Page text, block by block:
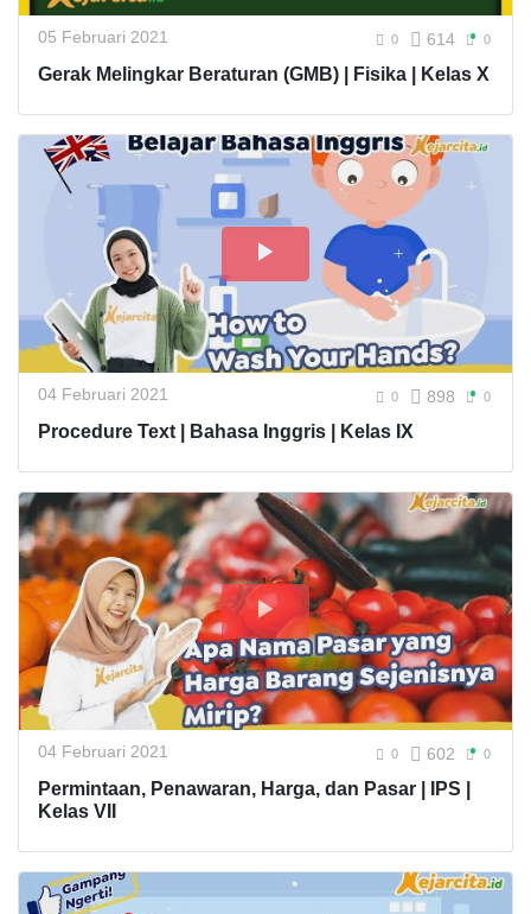
05 Februari 2021 0 614 0
Gerak Melingkar Beraturan (GMB) | Fisika | Kelas X
04 Februari 2021 0 898 0
Procedure Text | Bahasa Inggris | Kelas IX
04 Februari 2021 0 602 0
Permintaan, Penawaran, Harga, dan Pasar | IPS |
Kelas VII